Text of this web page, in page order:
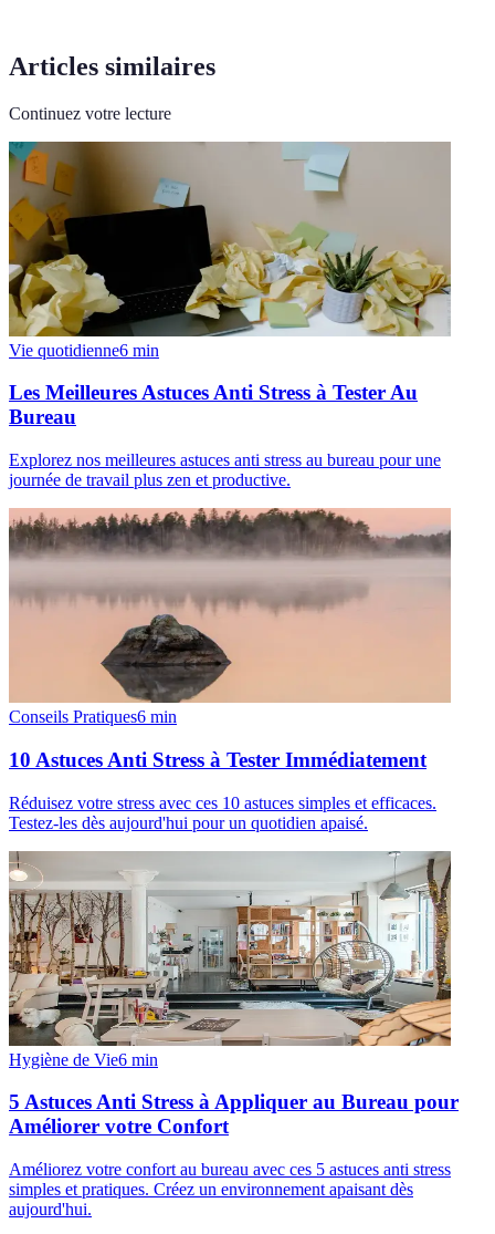
Articles similaires
Continuez votre lecture
Vie quotidienne6 min
Les Meilleures Astuces Anti Stress à Tester Au
Bureau
Explorez nos meilleures astuces anti stress au bureau pour une
journée de travail plus zen et productive.
Conseils Pratiques6 min
10 Astuces Anti Stress à Tester Immédiatement
Réduisez votre stress avec ces 10 astuces simples et efficaces.
Testez-les dès aujourd'hui pour un quotidien apaisé.
Hygiène de Vie6 min
5 Astuces Anti Stress à Appliquer au Bureau pour
Améliorer votre Confort
Améliorez votre confort au bureau avec ces 5 astuces anti stress
simples et pratiques. Créez un environnement apaisant dès
aujourd'hui.